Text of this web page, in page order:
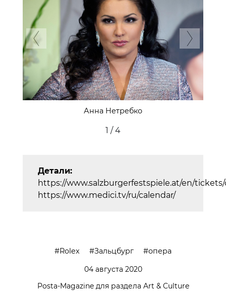
Чечилия Бартоли
Previous
2 / 4
Детали:
https://www.salzburgerfestspiele.at/en/
https://www.medici.tv/ru/calendar/
Rolex Зальцбург
опера
04 августа 2020
Posta-Magazine для раздела Art & Culture